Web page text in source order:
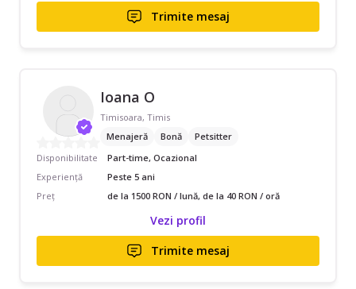
Trimite mesaj
Ioana O
Timisoara, Timis
Menajeră
Bonă
Petsitter
Disponibilitate
Part-time, Ocazional
Experiență
Peste 5 ani
Preț
de la 1500 RON / lună, de la 40 RON / oră
Vezi profil
Trimite mesaj